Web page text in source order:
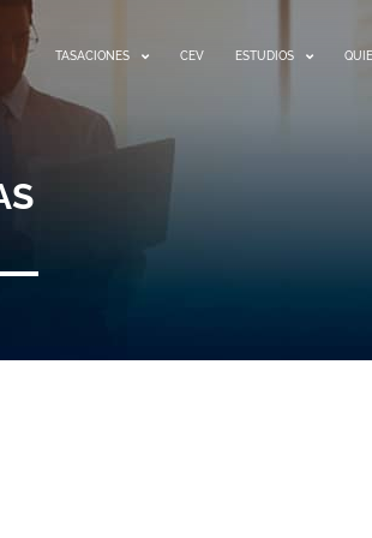
TASACIONES CEV ESTUDIOS